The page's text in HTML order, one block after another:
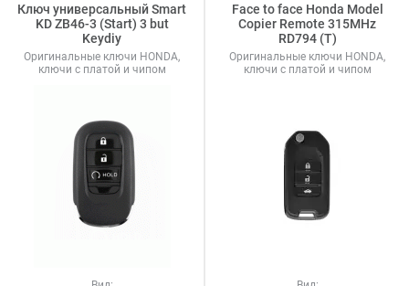
Ключ универсальный Smart
KD ZB46-3 (Start) 3 but
Keydiy
Оригинальные ключи HONDA,
ключи с платой и чипом
Face to face Honda Model
Copier Remote 315MHz
RD794 (T)
Оригинальные ключи HONDA,
ключи с платой и чипом